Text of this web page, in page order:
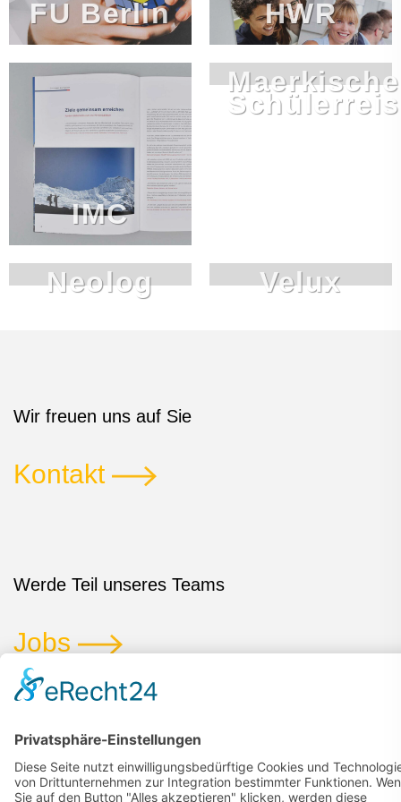
FU Berlin HWR
IMC
Maerkische
Neolog Velux
Wir freuen uns auf Sie
Kontakt
Werde Teil unseres Teams
Jobs
Impressum
Datenschutz